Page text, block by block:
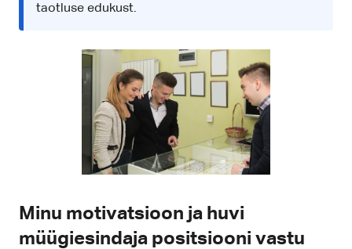
taotluse edukust.
Minu motivatsioon ja huvi
müügiesindaja positsiooni vastu